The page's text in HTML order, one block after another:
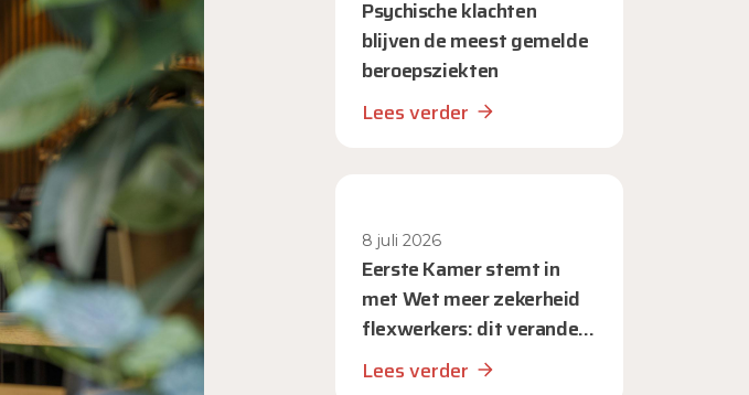
Psychische klachten
blijven de meest gemelde
beroepsziekten
Lees verder
8 juli 2026
Eerste Kamer stemt in
met Wet meer zekerheid
flexwerkers: dit verandert
er voor werkgevers
Lees verder